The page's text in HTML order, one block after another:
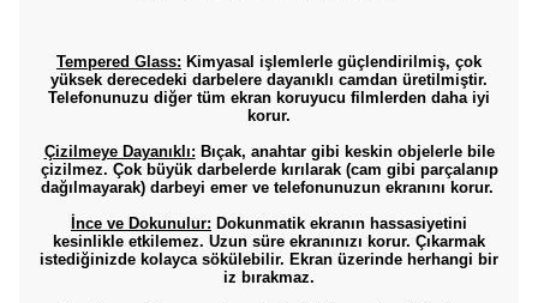
Tempered Glass: Kimyasal işlemlerle güçlendirilmiş, çok
yüksek derecedeki darbelere dayanıklı camdan üretilmiştir.
Telefonunuzu diğer tüm ekran koruyucu filmlerden daha iyi
korur.
Çizilmeye Dayanıklı: Bıçak, anahtar gibi keskin objelerle bile
çizilmez. Çok büyük darbelerde kırılarak (cam gibi parçalanıp
dağılmayarak) darbeyi emer ve telefonunuzun ekranını korur.
İnce ve Dokunulur: Dokunmatik ekranın hassasiyetini
kesinlikle etkilemez. Uzun süre ekranınızı korur. Çıkarmak
istediğinizde kolayca sökülebilir. Ekran üzerinde herhangi bir
iz bırakmaz.